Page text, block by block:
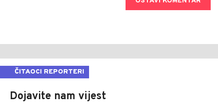
ČITAOCI REPORTERI
Dojavite nam vijest